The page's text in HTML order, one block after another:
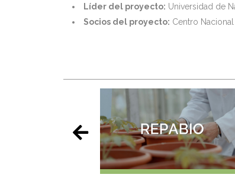
Líder del proyecto: Universidad de
Socios del proyecto: Centro